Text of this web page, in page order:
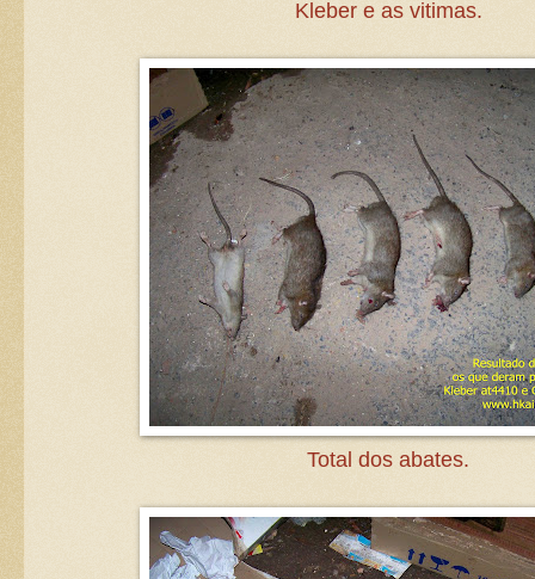
Kleber e as vitimas.
Total dos abates.